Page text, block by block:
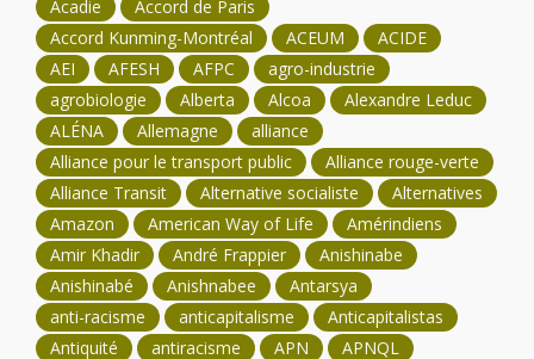
Acadie
Accord de Paris
Accord Kunming-Montréal
ACEUM
ACIDE
AEI
AFESH AFPC
agro-industrie
agrobiologie
Alberta Alcoa
Alexandre Leduc
ALÉNA
Allemagne
alliance
Alliance pour le transport public
Alliance rouge-verte
Alliance Transit
Alternative socialiste
Alternatives
Amazon
American Way of Life
Amérindiens
Amir Khadir
André Frappier
Anishinabe
Anishinabé
Anishnabee
Antarsya
anti-racisme
anticapitalisme
Anticapitalistas
Antiquité
antiracisme APN
APNQL